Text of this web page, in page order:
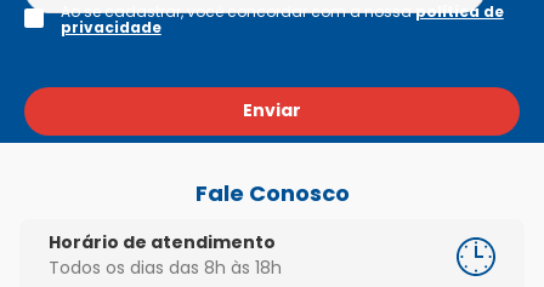
Enviar
Ao se cadastrar, você concordar com a nossapolítica de
privacidade
Fale Conosco
Horário de atendimento
Todos os dias das 8h às 18h